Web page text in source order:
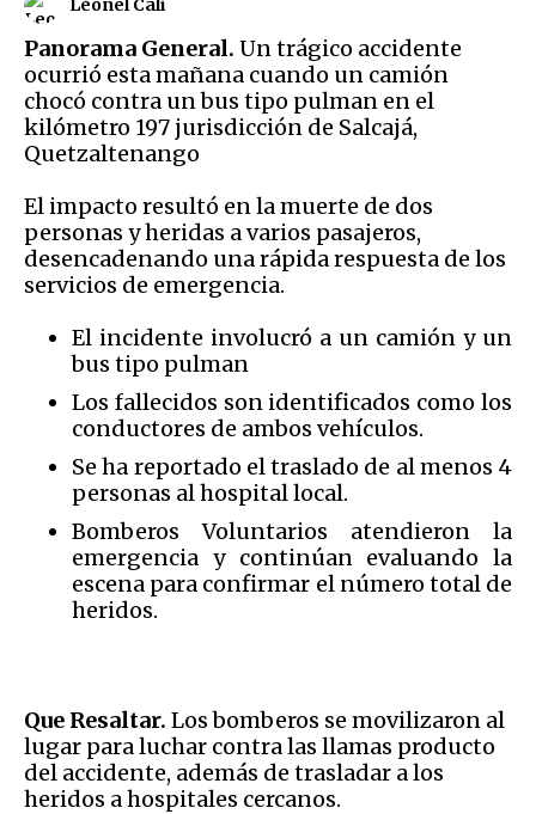
Leonel Cali
Panorama General. Un trágico accidente
ocurrió esta mañana cuando un camión
chocó contra un bus tipo pulman en el
kilómetro 197 jurisdicción de Salcajá,
Quetzaltenango
El impacto resultó en la muerte de dos
personas y heridas a varios pasajeros,
desencadenando una rápida respuesta de los
servicios de emergencia.
El incidente involucró a un camión y un
bus tipo pulman
Los fallecidos son identificados como los
conductores de ambos vehículos.
Se ha reportado el traslado de al menos 4
personas al hospital local.
Bomberos Voluntarios atendieron la
emergencia y continúan evaluando la
escena para confirmar el número total de
heridos.
Que Resaltar. Los bomberos se movilizaron al
lugar para luchar contra las llamas producto
del accidente, además de trasladar a los
heridos a hospitales cercanos.